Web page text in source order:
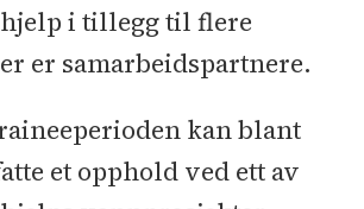
i tillegg til flere
er samarbeidspartnere.
kan blant
et opphold ved ett av